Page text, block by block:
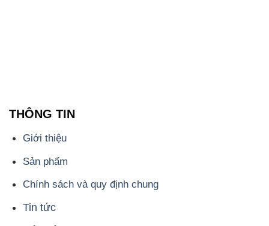
THÔNG TIN
Giới thiệu
Sản phẩm
Chính sách và quy định chung
Tin tức